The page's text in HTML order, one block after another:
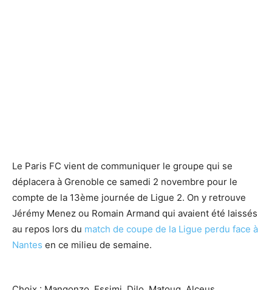
Le Paris FC vient de communiquer le groupe qui se
déplacera à Grenoble ce samedi 2 novembre pour le
compte de la 13ème journée de Ligue 2. On y retrouve
Jérémy Menez ou Romain Armand qui avaient été laissés
au repos lors du match de coupe de la Ligue perdu face à
Nantes en ce milieu de semaine.